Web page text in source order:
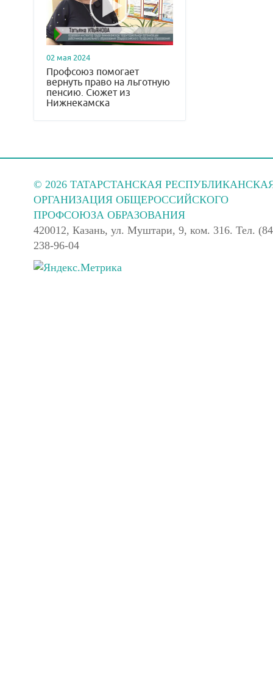
02 мая 2024
Профсоюз помогает
вернуть право на льготную
пенсию. Сюжет из
Нижнекамска
© 2026 ТАТАРСТАНСКАЯ
ОРГАНИЗАЦИЯ ОБЩЕРОССИЙСКОГО
ПРОФСОЮЗА ОБРАЗОВАНИЯ
420012, Казань, ул. Муштари, 9, ком. 316. Тел.
238-96-04